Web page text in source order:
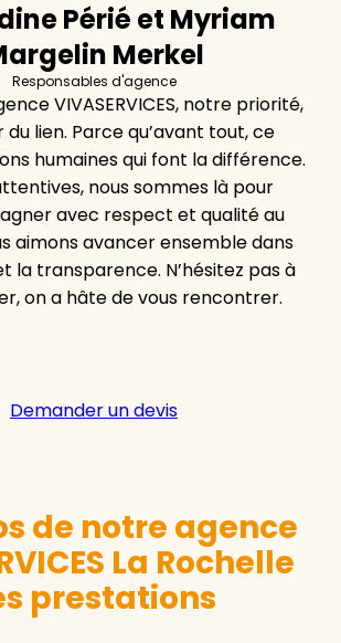
Périé et Myriam
Merkel
Responsables d'agence
VIVASERVICES, notre priorité,
du lien. Parce qu’avant tout, ce
humaines qui font la différence.
nous sommes là pour
avec respect et qualité au
aimons avancer ensemble dans
la transparence. N’hésitez pas à
on a hâte de vous rencontrer.
Demander un devis
de notre agence
La Rochelle
prestations